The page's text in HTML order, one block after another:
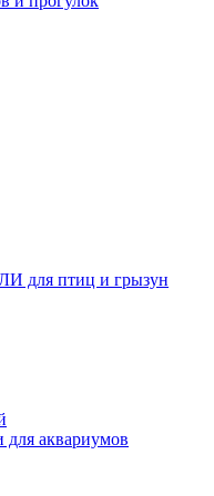
птиц и грызун
для аквариумов